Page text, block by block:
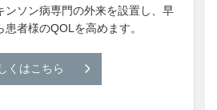
ンソン病専門の外来を設置し、早
者様のQOLを高めます。
くはこちら